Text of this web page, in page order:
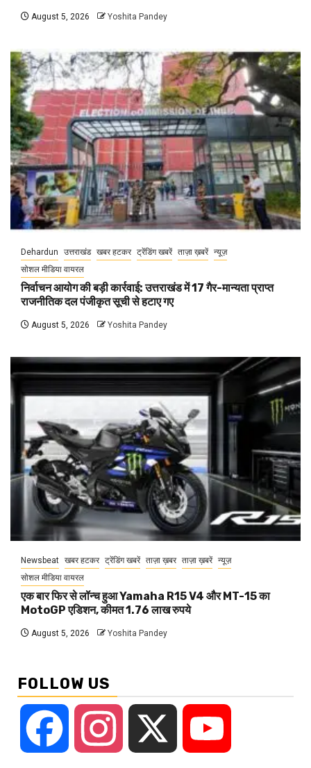
August 5, 2026 Yoshita Pandey
Dehardun उत्तराखंड खबर हटकर ट्रेंडिंग खबरें ताज़ा ख़बरें न्यूज़
सोशल मीडिया वायरल
निर्वाचन आयोग की बड़ी कार्रवाई: उत्तराखंड में 17 गैर-मान्यता प्राप्त
राजनीतिक दल पंजीकृत सूची से हटाए गए
August 5, 2026 Yoshita Pandey
Newsbeat खबर हटकर ट्रेंडिंग खबरें ताज़ा ख़बर ताज़ा ख़बरें न्यूज़
सोशल मीडिया वायरल
एक बार फिर से लॉन्च हुआ Yamaha R15 V4 और MT-15 का
MotoGP एडिशन, कीमत 1.76 लाख रुपये
August 5, 2026 Yoshita Pandey
FOLLOW US
Facebook Instagram